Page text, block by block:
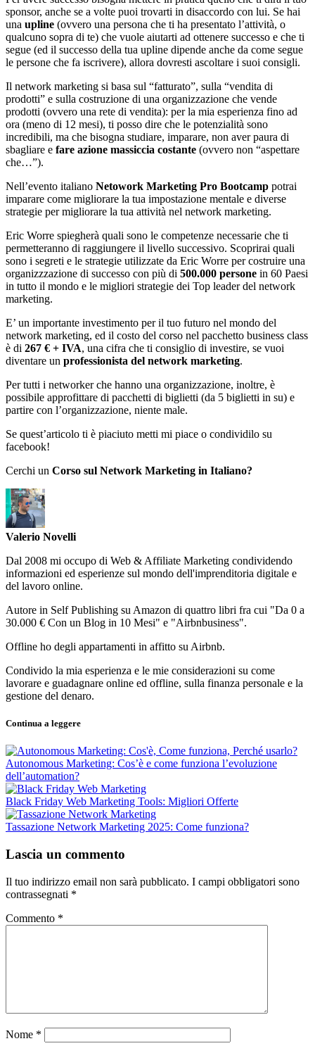
sponsor, anche se a volte puoi trovarti in disaccordo con lui. Se hai
una upline (ovvero una persona che ti ha presentato l’attività, o
qualcuno sopra di te) che vuole aiutarti ad ottenere successo e che ti
segue (ed il successo della tua upline dipende anche da come segue
le persone che fa iscrivere), allora dovresti ascoltare i suoi consigli.
Il network marketing si basa sul “fatturato”, sulla “vendita di
prodotti” e sulla costruzione di una organizzazione che vende
prodotti (ovvero una rete di vendita): per la mia esperienza fino ad
ora (meno di 12 mesi), ti posso dire che le potenzialità sono
incredibili, ma che bisogna studiare, imparare, non aver paura di
sbagliare e fare azione massiccia costante (ovvero non “aspettare
che…”).
Nell’evento italiano Netowork Marketing Pro Bootcamp potrai
imparare come migliorare la tua impostazione mentale e diverse
strategie per migliorare la tua attività nel network marketing.
Eric Worre spiegherà quali sono le competenze necessarie che ti
permetteranno di raggiungere il livello successivo. Scoprirai quali
sono i segreti e le strategie utilizzate da Eric Worre per costruire una
organizzzazione di successo con più di 500.000 persone in 60 Paesi
in tutto il mondo e le migliori strategie dei Top leader del network
marketing.
E’ un importante investimento per il tuo futuro nel mondo del
network marketing, ed il costo del corso nel pacchetto business class
è di 267 € + IVA, una cifra che ti consiglio di investire, se vuoi
diventare un professionista del network marketing.
Per tutti i networker che hanno una organizzazione, inoltre, è
possibile approfittare di pacchetti di biglietti (da 5 biglietti in su) e
partire con l’organizzazione, niente male.
Se quest’articolo ti è piaciuto metti mi piace o condividilo su
facebook!
Cerchi un Corso sul Network Marketing in Italiano?
Valerio Novelli
Dal 2008 mi occupo di Web & Affiliate Marketing condividendo
informazioni ed esperienze sul mondo dell'imprenditoria digitale e
del lavoro online.
Autore in Self Publishing su Amazon di quattro libri fra cui "Da 0 a
30.000 € Con un Blog in 10 Mesi" e "Airbnbusiness".
Offline ho degli appartamenti in affitto su Airbnb.
Condivido la mia esperienza e le mie considerazioni su come
lavorare e guadagnare online ed offline, sulla finanza personale e la
gestione del denaro.
Continua a leggere
Autonomous Marketing: Cos’è e come funziona l’evoluzione
dell’automation?
Black Friday Web Marketing Tools: Migliori Offerte
Tassazione Network Marketing 2025: Come funziona?
Lascia un commento
Il tuo indirizzo email non sarà pubblicato. I campi obbligatori sono
contrassegnati *
Commento *
Nome *